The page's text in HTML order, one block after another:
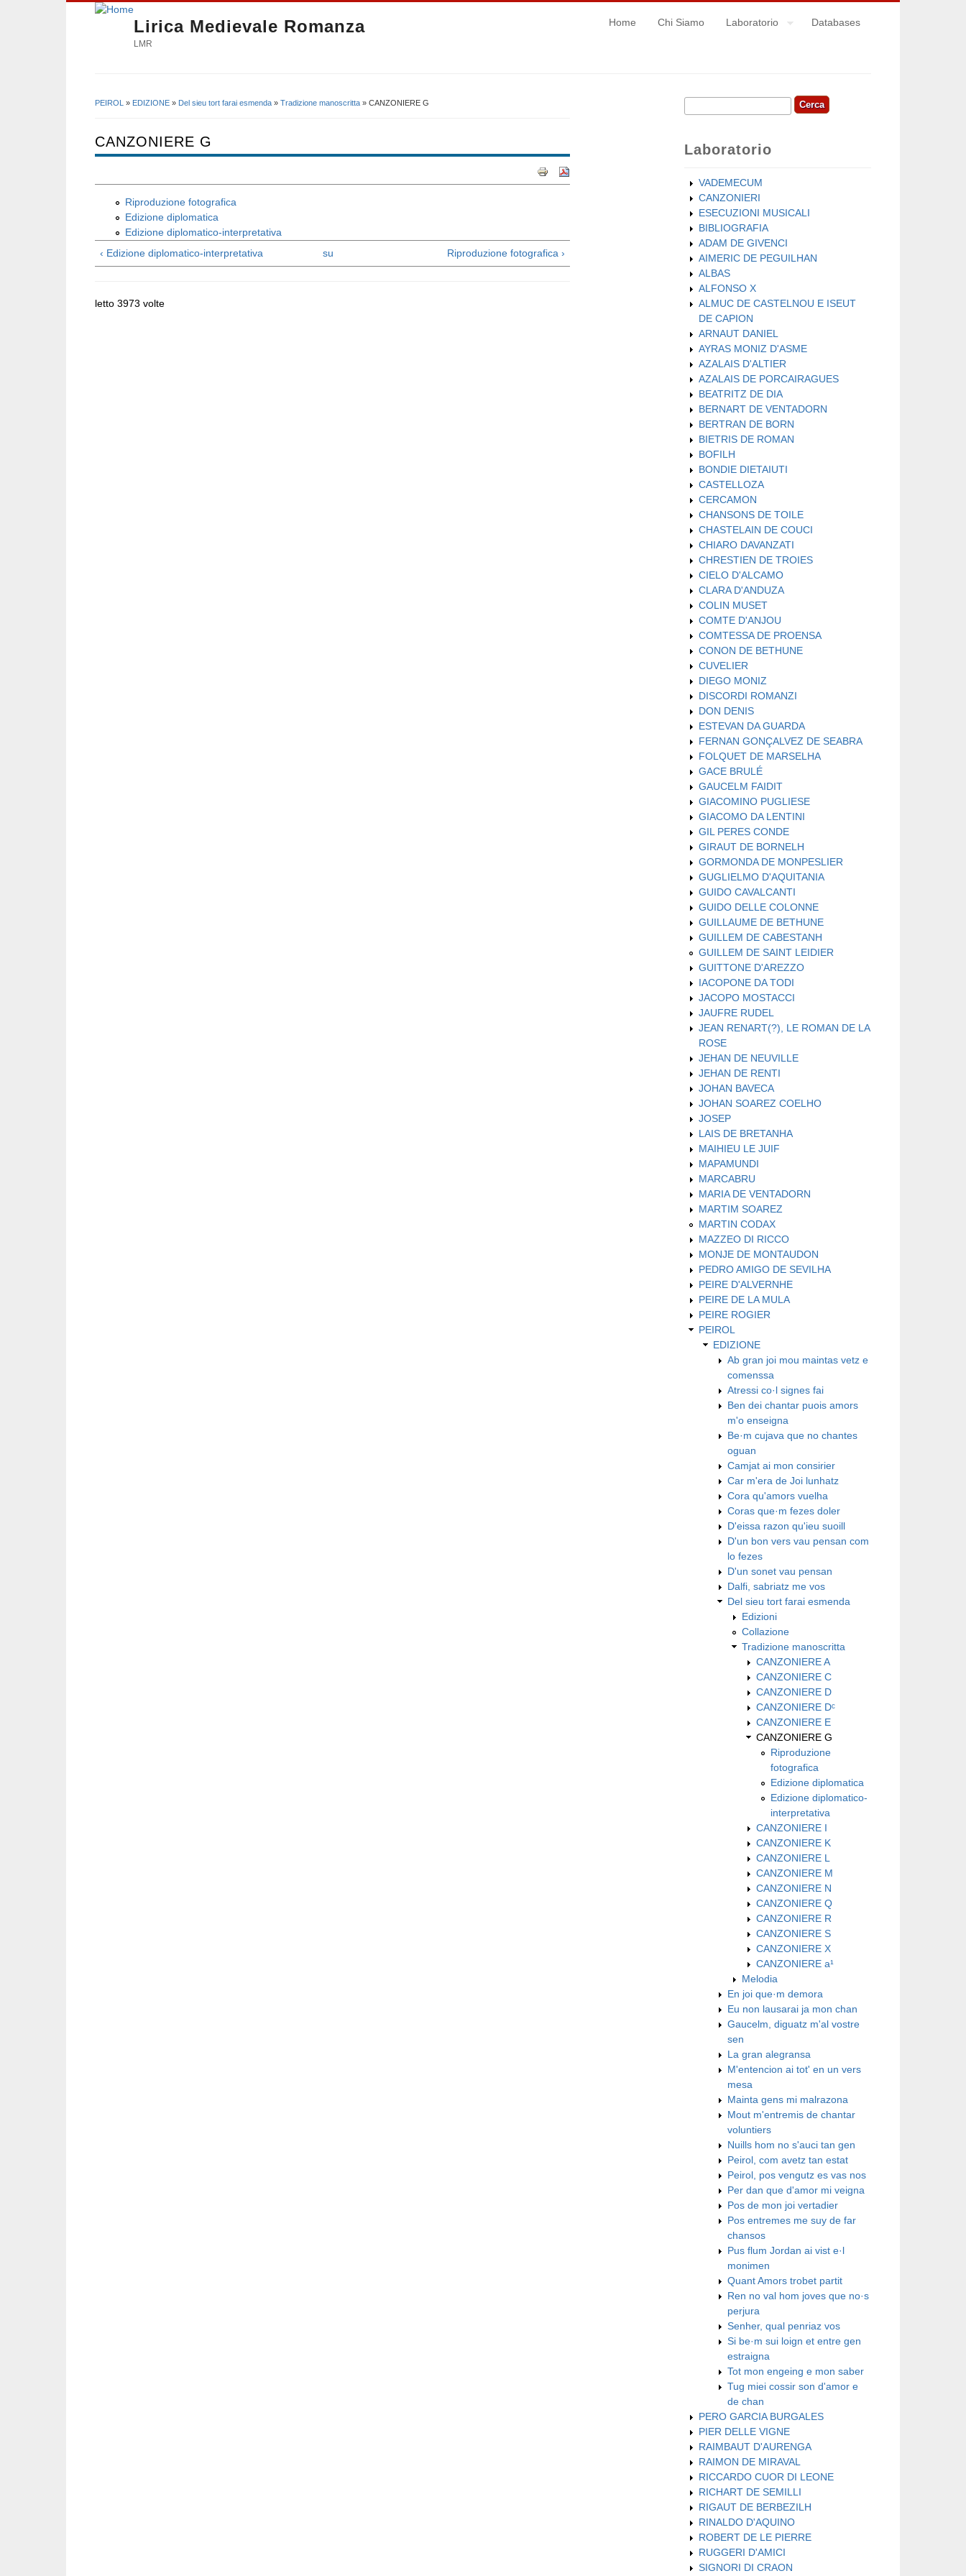
Lirica Medievale Romanza
LMR
Home Chi Siamo Laboratorio Databases
PEIROL » EDIZIONE » Del sieu tort farai esmenda » Tradizione manoscritta » CANZONIERE G
CANZONIERE G
Riproduzione fotografica
Edizione diplomatica
Edizione diplomatico-interpretativa
‹ Edizione diplomatico-interpretativa
su Riproduzione fotografica ›
letto 3973 volte
Form di ricerca
Cerca
Laboratorio
VADEMECUM
CANZONIERI
ESECUZIONI MUSICALI
BIBLIOGRAFIA
ADAM DE GIVENCI
AIMERIC DE PEGUILHAN
ALBAS
ALFONSO X
ALMUC DE CASTELNOU E ISEUT
DE CAPION
ARNAUT DANIEL
AYRAS MONIZ D'ASME
AZALAIS D'ALTIER
AZALAIS DE PORCAIRAGUES
BEATRITZ DE DIA
BERNART DE VENTADORN
BERTRAN DE BORN
BIETRIS DE ROMAN
BOFILH
BONDIE DIETAIUTI
CASTELLOZA
CERCAMON
CHANSONS DE TOILE
CHASTELAIN DE COUCI
CHIARO DAVANZATI
CHRESTIEN DE TROIES
CIELO D'ALCAMO
CLARA D'ANDUZA
COLIN MUSET
COMTE D'ANJOU
COMTESSA DE PROENSA
CONON DE BETHUNE
CUVELIER
DIEGO MONIZ
DISCORDI ROMANZI
DON DENIS
ESTEVAN DA GUARDA
FERNAN GONÇALVEZ DE SEABRA
FOLQUET DE MARSELHA
GACE BRULÉ
GAUCELM FAIDIT
GIACOMINO PUGLIESE
GIACOMO DA LENTINI
GIL PERES CONDE
GIRAUT DE BORNELH
GORMONDA DE MONPESLIER
GUGLIELMO D'AQUITANIA
GUIDO CAVALCANTI
GUIDO DELLE COLONNE
GUILLAUME DE BETHUNE
GUILLEM DE CABESTANH
GUILLEM DE SAINT LEIDIER
GUITTONE D'AREZZO
IACOPONE DA TODI
JACOPO MOSTACCI
JAUFRE RUDEL
JEAN RENART(?), LE ROMAN DE LA
ROSE
JEHAN DE NEUVILLE
JEHAN DE RENTI
JOHAN BAVECA
JOHAN SOAREZ COELHO
JOSEP
LAIS DE BRETANHA
MAIHIEU LE JUIF
MAPAMUNDI
MARCABRU
MARIA DE VENTADORN
MARTIM SOAREZ
MARTIN CODAX
MAZZEO DI RICCO
MONJE DE MONTAUDON
PEDRO AMIGO DE SEVILHA
PEIRE D'ALVERNHE
PEIRE DE LA MULA
PEIRE ROGIER
PEIROL
EDIZIONE
Ab gran joi mou maintas vetz e
comenssa
Atressi co·l signes fai
Ben dei chantar puois amors
m'o enseigna
Be·m cujava que no chantes
oguan
Camjat ai mon consirier
Car m'era de Joi lunhatz
Cora qu'amors vuelha
Coras que·m fezes doler
D'eissa razon qu'ieu suoill
D'un bon vers vau pensan com
lo fezes
D'un sonet vau pensan
Dalfi, sabriatz me vos
Del sieu tort farai esmenda
Edizioni
Collazione
Tradizione manoscritta
CANZONIERE A
CANZONIERE C
CANZONIERE D
CANZONIERE Dᶜ
CANZONIERE E
CANZONIERE G
Riproduzione
fotografica
Edizione diplomatica
Edizione diplomatico-
interpretativa
CANZONIERE I
CANZONIERE K
CANZONIERE L
CANZONIERE M
CANZONIERE N
CANZONIERE Q
CANZONIERE R
CANZONIERE S
CANZONIERE X
CANZONIERE a¹
Melodia
En joi que·m demora
Eu non lausarai ja mon chan
Gaucelm, diguatz m'al vostre
sen
La gran alegransa
M'entencion ai tot' en un vers
mesa
Mainta gens mi malrazona
Mout m'entremis de chantar
voluntiers
Nuills hom no s'auci tan gen
Peirol, com avetz tan estat
Peirol, pos vengutz es vas nos
Per dan que d'amor mi veigna
Pos de mon joi vertadier
Pos entremes me suy de far
chansos
Pus flum Jordan ai vist e·l
monimen
Quant Amors trobet partit
Ren no val hom joves que no·s
perjura
Senher, qual penriaz vos
Si be·m sui loign et entre gen
estraigna
​Tot mon engeing e mon saber
​Tug miei cossir son d'amor e
de chan
PERO GARCIA BURGALES
PIER DELLE VIGNE
RAIMBAUT D'AURENGA
RAIMON DE MIRAVAL
RICCARDO CUOR DI LEONE
RICHART DE SEMILLI
RIGAUT DE BERBEZILH
RINALDO D'AQUINO
ROBERT DE LE PIERRE
RUGGERI D'AMICI
SIGNORI DI CRAON